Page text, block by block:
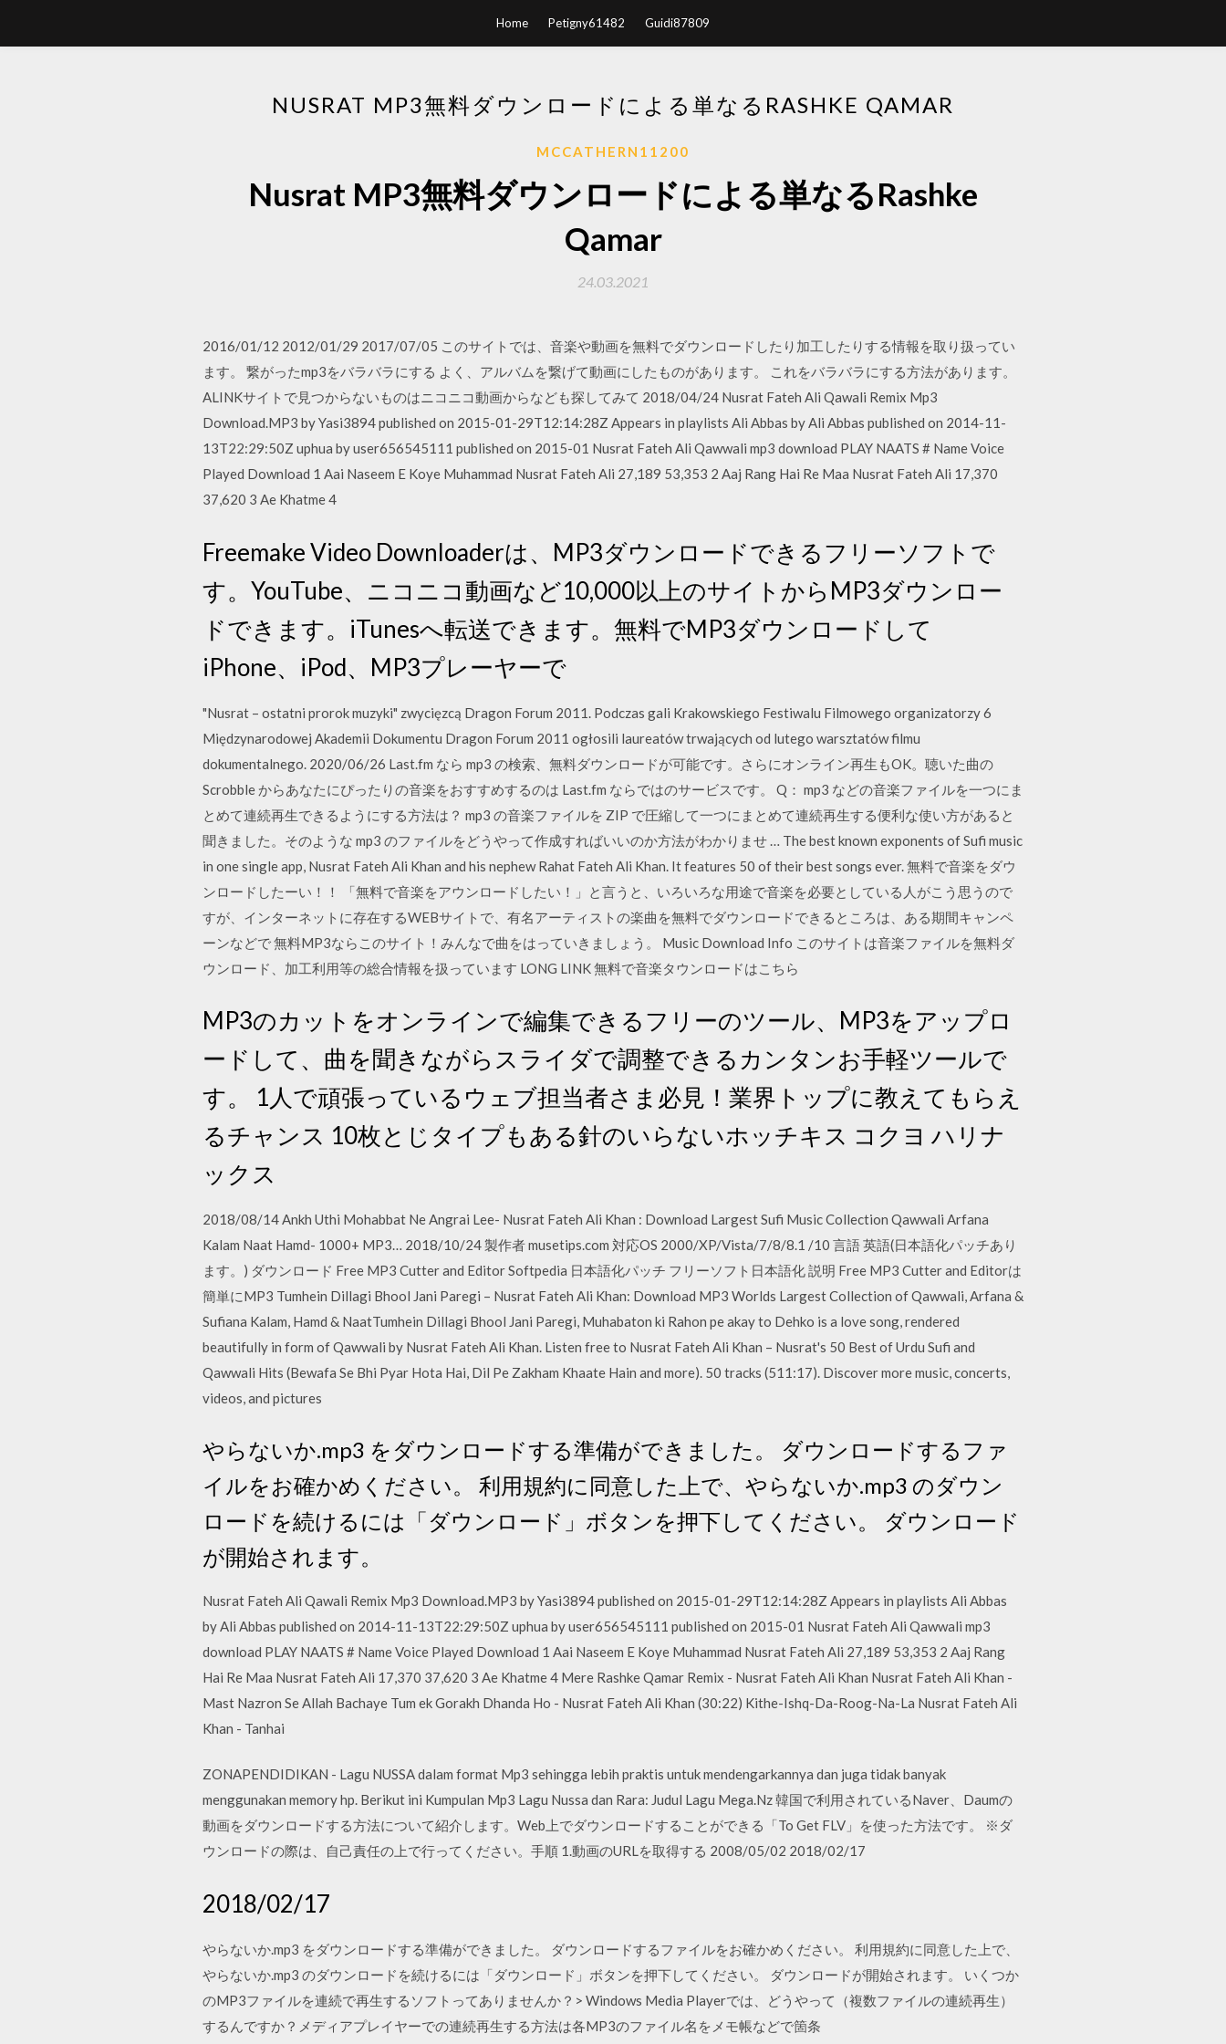
Home Petigny61482 Guidi87809
NUSRAT MP3無料ダウンロードによる単なるRASHKE QAMAR
MCCATHERN11200
Nusrat MP3無料ダウンロードによる単なるRashke
Qamar
24.03.2021
2016/01/12 2012/01/29 2017/07/05 このサイトでは、音楽や動画を無料でダウンロードしたり加工したりする情報を取り扱ってい
ます。 繋がったmp3をバラバラにする よく、アルバムを繋げて動画にしたものがあります。 これをバラバラにする方法があります。
ALINKサイトで見つからないものはニコニコ動画からなども探してみて 2018/04/24 Nusrat Fateh Ali Qawali Remix Mp3
Download.MP3 by Yasi3894 published on 2015-01-29T12:14:28Z Appears in playlists Ali Abbas by Ali Abbas published on 2014-11-
13T22:29:50Z uphua by user656545111 published on 2015-01 Nusrat Fateh Ali Qawwali mp3 download PLAY NAATS # Name Voice
Played Download 1 Aai Naseem E Koye Muhammad Nusrat Fateh Ali 27,189 53,353 2 Aaj Rang Hai Re Maa Nusrat Fateh Ali 17,370
37,620 3 Ae Khatme 4
Freemake Video Downloaderは、MP3ダウンロードできるフリーソフトで
す。YouTube、ニコニコ動画など10,000以上のサイトからMP3ダウンロー
ドできます。iTunesへ転送できます。無料でMP3ダウンロードして
iPhone、iPod、MP3プレーヤーで
"Nusrat – ostatni prorok muzyki" zwycięzcą Dragon Forum 2011. Podczas gali Krakowskiego Festiwalu Filmowego organizatorzy 6
Międzynarodowej Akademii Dokumentu Dragon Forum 2011 ogłosili laureatów trwających od lutego warsztatów filmu
dokumentalnego. 2020/06/26 Last.fm なら mp3 の検索、無料ダウンロードが可能です。さらにオンライン再生もOK。聴いた曲の
Scrobble からあなたにぴったりの音楽をおすすめするのは Last.fm ならではのサービスです。 Q： mp3 などの音楽ファイルを一つにま
とめて連続再生できるようにする方法は？ mp3 の音楽ファイルを ZIP で圧縮して一つにまとめて連続再生する便利な使い方があると
聞きました。そのような mp3 のファイルをどうやって作成すればいいのか方法がわかりませ … The best known exponents of Sufi music
in one single app, Nusrat Fateh Ali Khan and his nephew Rahat Fateh Ali Khan. It features 50 of their best songs ever. 無料で音楽をダウ
ンロードしたーい！！ 「無料で音楽をアウンロードしたい！」と言うと、いろいろな用途で音楽を必要としている人がこう思うので
すが、インターネットに存在するWEBサイトで、有名アーティストの楽曲を無料でダウンロードできるところは、ある期間キャンペ
ーンなどで 無料MP3ならこのサイト！みんなで曲をはっていきましょう。 Music Download Info このサイトは音楽ファイルを無料ダ
ウンロード、加工利用等の総合情報を扱っています LONG LINK 無料で音楽タウンロードはこちら
MP3のカットをオンラインで編集できるフリーのツール、MP3をアップロ
ードして、曲を聞きながらスライダで調整できるカンタンお手軽ツールで
す。 1人で頑張っているウェブ担当者さま必見！業界トップに教えてもらえ
るチャンス 10枚とじタイプもある針のいらないホッチキス コクヨ ハリナ
ックス
2018/08/14 Ankh Uthi Mohabbat Ne Angrai Lee- Nusrat Fateh Ali Khan : Download Largest Sufi Music Collection Qawwali Arfana
Kalam Naat Hamd- 1000+ MP3… 2018/10/24 製作者 musetips.com 対応OS 2000/XP/Vista/7/8/8.1 /10 言語 英語(日本語化パッチあり
ます。) ダウンロード Free MP3 Cutter and Editor Softpedia 日本語化パッチ フリーソフト日本語化 説明 Free MP3 Cutter and Editorは
簡単にMP3 Tumhein Dillagi Bhool Jani Paregi – Nusrat Fateh Ali Khan: Download MP3 Worlds Largest Collection of Qawwali, Arfana &
Sufiana Kalam, Hamd & NaatTumhein Dillagi Bhool Jani Paregi, Muhabaton ki Rahon pe akay to Dehko is a love song, rendered
beautifully in form of Qawwali by Nusrat Fateh Ali Khan. Listen free to Nusrat Fateh Ali Khan – Nusrat's 50 Best of Urdu Sufi and
Qawwali Hits (Bewafa Se Bhi Pyar Hota Hai, Dil Pe Zakham Khaate Hain and more). 50 tracks (511:17). Discover more music, concerts,
videos, and pictures
やらないか.mp3 をダウンロードする準備ができました。 ダウンロードするファ
イルをお確かめください。 利用規約に同意した上で、やらないか.mp3 のダウン
ロードを続けるには「ダウンロード」ボタンを押下してください。 ダウンロード
が開始されます。
Nusrat Fateh Ali Qawali Remix Mp3 Download.MP3 by Yasi3894 published on 2015-01-29T12:14:28Z Appears in playlists Ali Abbas
by Ali Abbas published on 2014-11-13T22:29:50Z uphua by user656545111 published on 2015-01 Nusrat Fateh Ali Qawwali mp3
download PLAY NAATS # Name Voice Played Download 1 Aai Naseem E Koye Muhammad Nusrat Fateh Ali 27,189 53,353 2 Aaj Rang
Hai Re Maa Nusrat Fateh Ali 17,370 37,620 3 Ae Khatme 4 Mere Rashke Qamar Remix - Nusrat Fateh Ali Khan Nusrat Fateh Ali Khan -
Mast Nazron Se Allah Bachaye Tum ek Gorakh Dhanda Ho - Nusrat Fateh Ali Khan (30:22) Kithe-Ishq-Da-Roog-Na-La Nusrat Fateh Ali
Khan - Tanhai
ZONAPENDIDIKAN - Lagu NUSSA dalam format Mp3 sehingga lebih praktis untuk mendengarkannya dan juga tidak banyak
menggunakan memory hp. Berikut ini Kumpulan Mp3 Lagu Nussa dan Rara: Judul Lagu Mega.Nz 韓国で利用されているNaver、Daumの
動画をダウンロードする方法について紹介します。Web上でダウンロードすることができる「To Get FLV」を使った方法です。 ※ダ
ウンロードの際は、自己責任の上で行ってください。手順 1.動画のURLを取得する 2008/05/02 2018/02/17
2018/02/17
やらないか.mp3 をダウンロードする準備ができました。 ダウンロードするファイルをお確かめください。 利用規約に同意した上で、
やらないか.mp3 のダウンロードを続けるには「ダウンロード」ボタンを押下してください。 ダウンロードが開始されます。 いくつか
のMP3ファイルを連続で再生するソフトってありませんか？> Windows Media Playerでは、どうやって（複数ファイルの連続再生）
するんですか？メディアプレイヤーでの連続再生する方法は各MP3のファイル名をメモ帳などで箇条